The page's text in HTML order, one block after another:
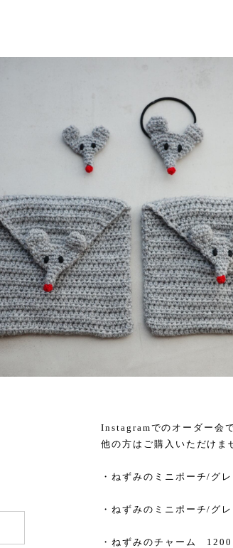
Instagramでのオーダー会
他の方はご購入いただけま
・ねずみのミニポーチ/グ
・ねずみのミニポーチ/グ
・ねずみのチャーム 1200